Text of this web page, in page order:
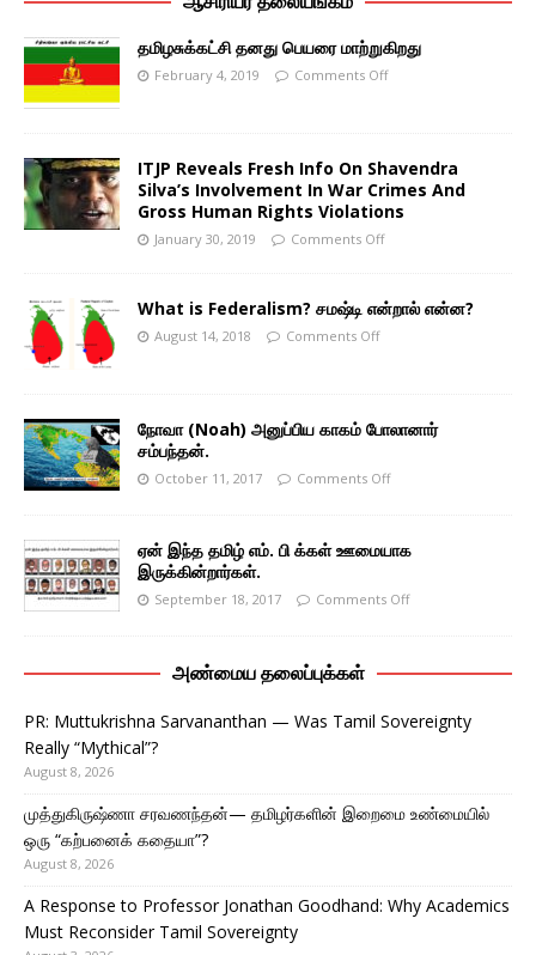
தமிழசுக்கட்சி தனது பெயரை மாற்றுகிறது
February 4, 2019 Comments Off
ITJP Reveals Fresh Info On Shavendra
Silva’s Involvement In War Crimes And
Gross Human Rights Violations
January 30, 2019 Comments Off
What is Federalism? சமஷ்டி என்றால் என்ன?
August 14, 2018 Comments Off
நோவா (Noah) அனுப்பிய காகம் போலானார்
சம்பந்தன்.
October 11, 2017 Comments Off
ஏன் இந்த தமிழ் எம். பி க்கள் ஊமையாக
இருக்கின்றார்கள்.
September 18, 2017 Comments Off
அண்மைய தலைப்புக்கள்
PR: Muttukrishna Sarvananthan — Was Tamil Sovereignty
Really “Mythical”?
August 8, 2026
முத்துகிருஷ்ணா சரவணந்தன்— தமிழர்களின் இறைமை உண்மையில்
ஒரு “கற்பனைக் கதையா”?
August 8, 2026
A Response to Professor Jonathan Goodhand: Why Academics
Must Reconsider Tamil Sovereignty